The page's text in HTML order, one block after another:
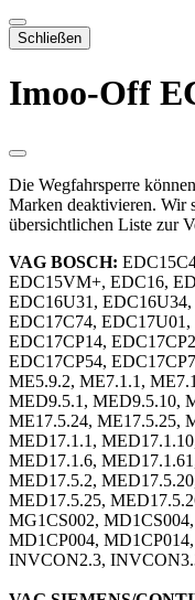
Schließen
Imoo-Off
Die Wegfahrsperre
Marken deaktivieren. Wir
übersichtlichen Liste zur
VAG BOSCH:
EDC15VM+, EDC16,
EDC16U31,
EDC17C74,
EDC17CP14,
EDC17CP54,
ME5.9.2, ME7.1.1,
MED9.5.1, MED9.5.10,
ME17.5.24, ME17.5.25,
MED17.1.1,
MED17.1.6,
MED17.5.2,
MED17.5.25,
MG1CS002,
MD1CP004,
INVCON2.3,